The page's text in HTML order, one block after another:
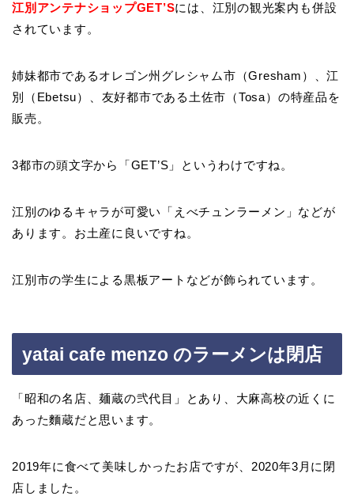
江別アンテナショップGET’Sには、江別の観光案内も併設
されています。
姉妹都市であるオレゴン州グレシャム市（Gresham）、江
別（Ebetsu）、友好都市である土佐市（Tosa）の特産品を
販売。
3都市の頭文字から「GET’S」というわけですね。
江別のゆるキャラが可愛い「えべチュンラーメン」などが
あります。お土産に良いですね。
江別市の学生による黒板アートなどが飾られています。
yatai cafe menzo のラーメンは閉店
「昭和の名店、麺蔵の弐代目」とあり、大麻高校の近くに
あった麵蔵だと思います。
2019年に食べて美味しかったお店ですが、2020年3月に閉
店しました。